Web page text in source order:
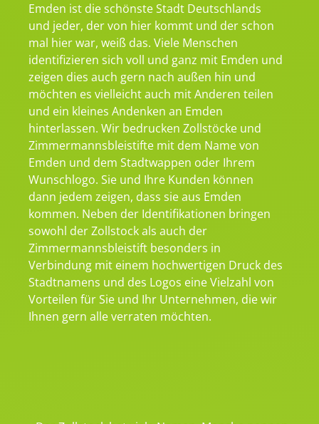
Emden ist die schönste Stadt Deutschlands
und jeder, der von hier kommt und der schon
mal hier war, weiß das. Viele Menschen
identifizieren sich voll und ganz mit Emden und
zeigen dies auch gern nach außen hin und
möchten es vielleicht auch mit Anderen teilen
und ein kleines Andenken an Emden
hinterlassen. Wir bedrucken Zollstöcke und
Zimmermannsbleistifte mit dem Name von
Emden und dem Stadtwappen oder Ihrem
Wunschlogo. Sie und Ihre Kunden können
dann jedem zeigen, dass sie aus Emden
kommen. Neben der Identifikationen bringen
sowohl der Zollstock als auch der
Zimmermannsbleistift besonders in
Verbindung mit einem hochwertigen Druck des
Stadtnamens und des Logos eine Vielzahl von
Vorteilen für Sie und Ihr Unternehmen, die wir
Ihnen gern alle verraten möchten.